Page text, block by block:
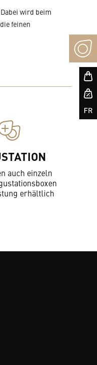
wird beim
feinen
auch einzeln
erhältlich